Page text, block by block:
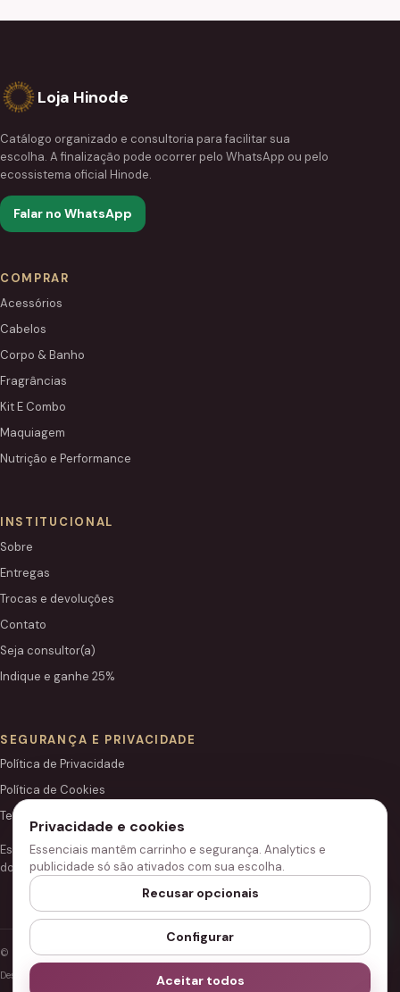
Loja Hinode
Catálogo organizado e consultoria para facilitar sua
escolha. A finalização pode ocorrer pelo WhatsApp ou pelo
ecossistema oficial Hinode.
Falar no WhatsApp
COMPRAR
Acessórios
Cabelos
Corpo & Banho
Fragrâncias
Kit E Combo
Maquiagem
Nutrição e Performance
INSTITUCIONAL
Sobre
Entregas
Trocas e devoluções
Contato
Seja consultor(a)
Indique e ganhe 25%
SEGURANÇA E PRIVACIDADE
Política de Privacidade
Política de Cookies
Termos de Uso
Este site é independente e não é o portal institucional oficial
do Grupo Hinode.
© 2026 Loja Hinode.
Desenvolvido para performance, segurança e acessibilidade.
Privacidade e cookies
Essenciais mantêm carrinho e segurança. Analytics e
publicidade só são ativados com sua escolha.
Recusar opcionais
Configurar
Aceitar todos